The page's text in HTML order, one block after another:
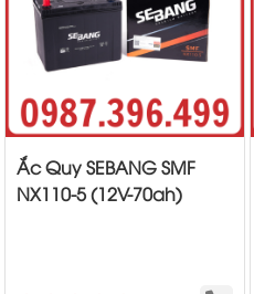
Ắc Quy SEBANG SMF
NX110-5 (12V-70ah)